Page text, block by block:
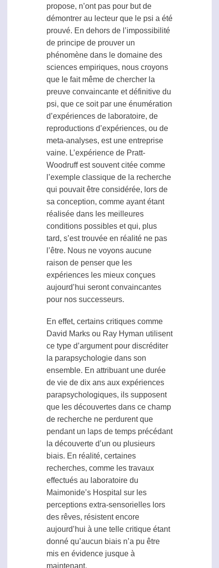
propose, n’ont pas pour but de
démontrer au lecteur que le psi a été
prouvé. En dehors de l’impossibilité
de principe de prouver un
phénomène dans le domaine des
sciences empiriques, nous croyons
que le fait même de chercher la
preuve convaincante et définitive du
psi, que ce soit par une énumération
d’expériences de laboratoire, de
reproductions d’expériences, ou de
meta-analyses, est une entreprise
vaine. L’expérience de Pratt-
Woodruff est souvent citée comme
l’exemple classique de la recherche
qui pouvait être considérée, lors de
sa conception, comme ayant étant
réalisée dans les meilleures
conditions possibles et qui, plus
tard, s’est trouvée en réalité ne pas
l’être. Nous ne voyons aucune
raison de penser que les
expériences les mieux conçues
aujourd’hui seront convaincantes
pour nos successeurs.
En effet, certains critiques comme
David Marks ou Ray Hyman utilisent
ce type d’argument pour discréditer
la parapsychologie dans son
ensemble. En attribuant une durée
de vie de dix ans aux expériences
parapsychologiques, ils supposent
que les découvertes dans ce champ
de recherche ne perdurent que
pendant un laps de temps précédant
la découverte d’un ou plusieurs
biais. En réalité, certaines
recherches, comme les travaux
effectués au laboratoire du
Maimonide’s Hospital sur les
perceptions extra-sensorielles lors
des rêves, résistent encore
aujourd’hui à une telle critique étant
donné qu’aucun biais n’a pu être
mis en évidence jusque à
maintenant.